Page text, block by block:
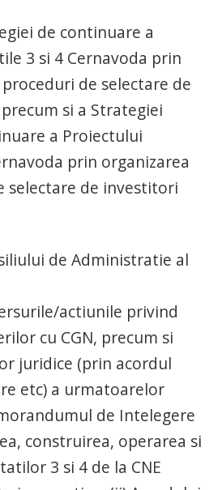
de continuare a
3 si 4 Cernavoda prin
de selectare de
si a Strategiei
a Proiectului
prin organizarea
selectare de investitori
de Administratie al
actiunile privind
cu CGN, precum si
juridice (prin acordul
etc) a urmatoarelor
de Intelegere
construirea, operarea si
3 si 4 de la CNE